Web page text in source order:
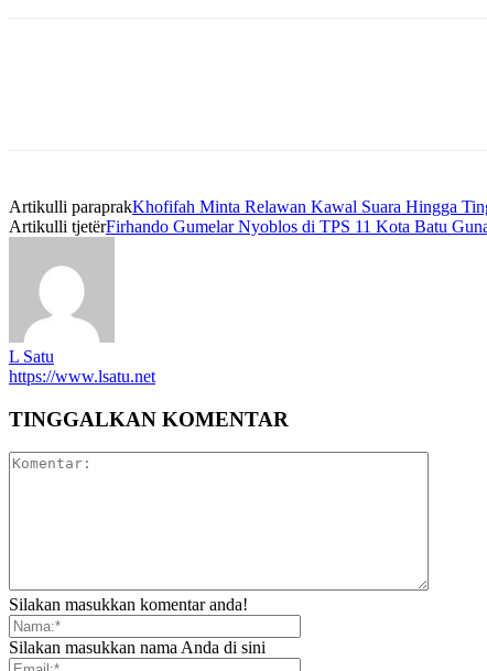
Artikulli paraprakKhofifah Minta Relawan Kawal Suara Hingga
Artikulli tjetërFirhando Gumelar Nyoblos di TPS 11 Kota Batu
L Satu
https://www.lsatu.net
TINGGALKAN KOMENTAR
Silakan masukkan komentar anda!
Silakan masukkan nama Anda di sini